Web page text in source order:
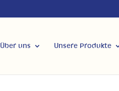
Über uns Unsere Produkte